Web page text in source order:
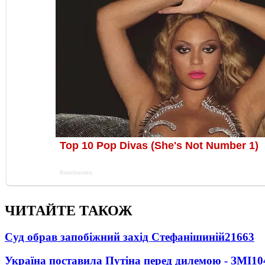
ЧИТАЙТЕ ТАКОЖ
Суд обрав запобіжний захід Стефанішиній21663
Україна поставила Путіна перед дилемою - ЗМІ